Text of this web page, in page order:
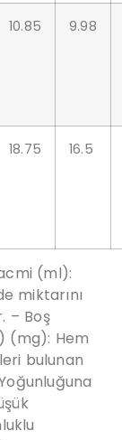
10.85 9.98
18.75 16.5
(ml):
miktarını
– Boş
(mg): Hem
bulunan